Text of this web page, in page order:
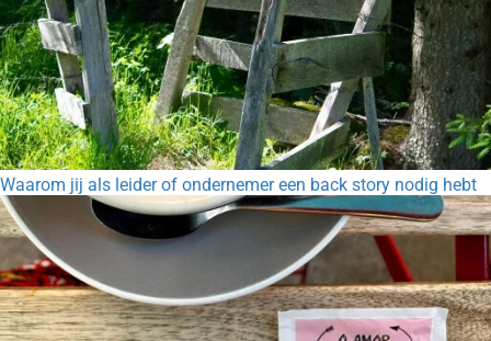
Waarom jij als leider of ondernemer een back story nodig hebt